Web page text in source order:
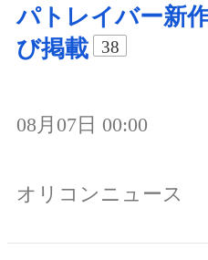
パトレイバー新
び掲載
38
08月07日 00:00
オリコンニュース